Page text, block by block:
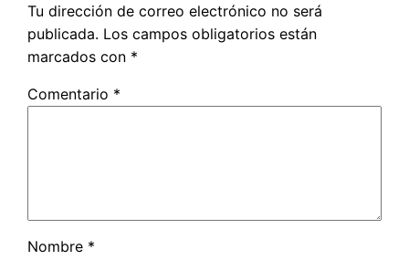
Tu dirección de correo electrónico no será
publicada. Los campos obligatorios están
marcados con *
Comentario *
Nombre *